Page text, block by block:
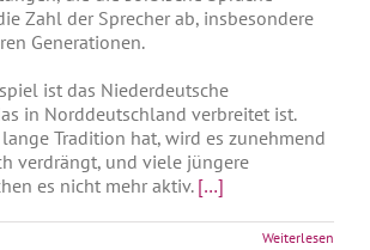
Zahl der Sprecher ab, insbesondere
Generationen.
ist das Niederdeutsche
in Norddeutschland verbreitet ist.
Tradition hat, wird es zunehmend
verdrängt, und viele jüngere
es nicht mehr aktiv. […]
Weiterlesen